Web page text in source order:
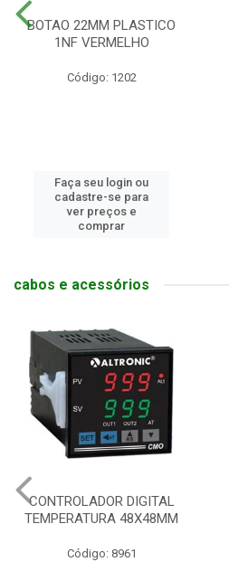
BOTAO 22MM PLASTICO
1NF VERMELHO
Código: 1202
Faça seu login ou
cadastre-se para
ver preços e
comprar
cabos e acessórios
CONTROLADOR DIGITAL
TEMPERATURA 48X48MM
Código: 8961